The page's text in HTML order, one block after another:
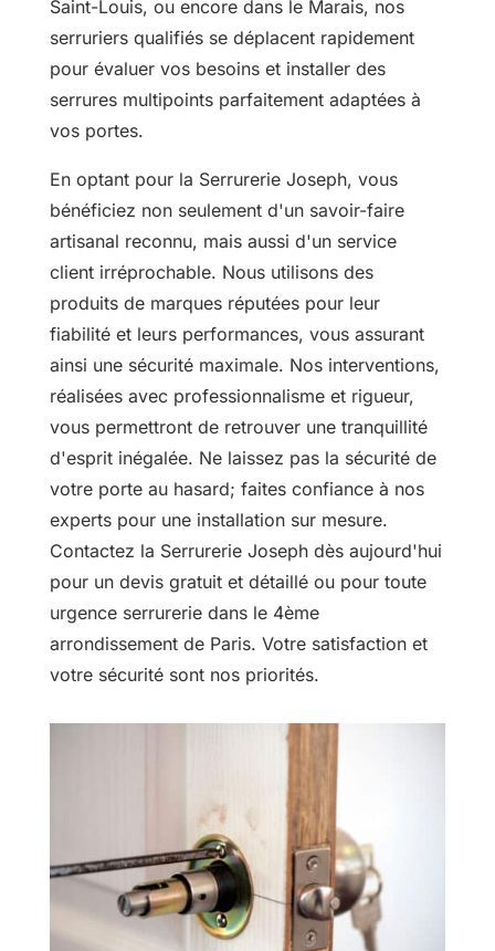
Saint-Louis, ou encore dans le Marais, nos
serruriers qualifiés se déplacent rapidement
pour évaluer vos besoins et installer des
serrures multipoints parfaitement adaptées à
vos portes.
En optant pour la Serrurerie Joseph, vous
bénéficiez non seulement d'un savoir-faire
artisanal reconnu, mais aussi d'un service
client irréprochable. Nous utilisons des
produits de marques réputées pour leur
fiabilité et leurs performances, vous assurant
ainsi une sécurité maximale. Nos interventions,
réalisées avec professionnalisme et rigueur,
vous permettront de retrouver une tranquillité
d'esprit inégalée. Ne laissez pas la sécurité de
votre porte au hasard; faites confiance à nos
experts pour une installation sur mesure.
Contactez la Serrurerie Joseph dès aujourd'hui
pour un devis gratuit et détaillé ou pour toute
urgence serrurerie dans le 4ème
arrondissement de Paris. Votre satisfaction et
votre sécurité sont nos priorités.